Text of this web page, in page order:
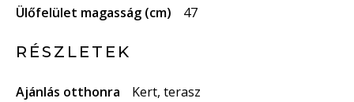
Ülőfelület magasság (cm)
47
RÉSZLETEK
Ajánlás otthonra
Kert, terasz